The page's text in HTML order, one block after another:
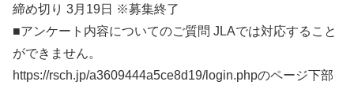
締め切り 3月19日 ※募集終了
■アンケート内容についてのご質問 JLAでは対応すること
ができません。
https://rsch.jp/a3609444a5ce8d19/login.phpのページ下部